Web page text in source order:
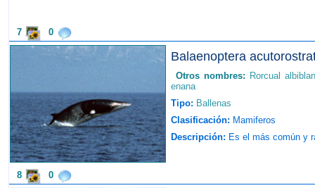
7 0
Balaenoptera
Otros nombres: Rorcual
enana
Tipo: Ballenas
Clasificación: Mamiferos
Descripción: Es el más común y
8 0